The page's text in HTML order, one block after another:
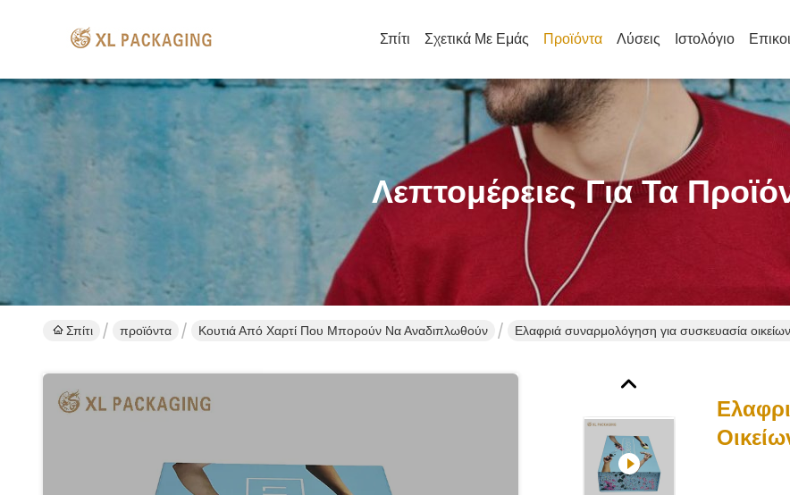
Σπίτι Σχετικά Με Εμάς Προϊόντα Λύσεις Ιστολόγιο
Λεπτομέρειες Για Τα
Σπίτι προϊόντα Κουτιά Από Χαρτί Που Μπορούν Να Αναδιπλωθούν Ελαφριά συναρμολόγηση για συσκευασία